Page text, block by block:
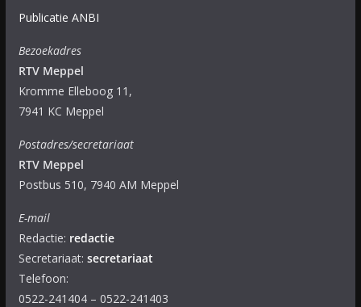
Publicatie ANBI
Bezoekadres
RTV Meppel
Kromme Elleboog 11,
7941 KC Meppel
Postadres/secretariaat
RTV Meppel
Postbus 510, 7940 AM Meppel
E-mail
Redactie: redactie
Secretariaat: secretariaat
Telefoon:
0522-241404 – 0522-241403